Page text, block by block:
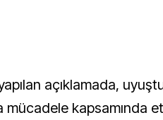
açıklamada,
mücadele kapsamında